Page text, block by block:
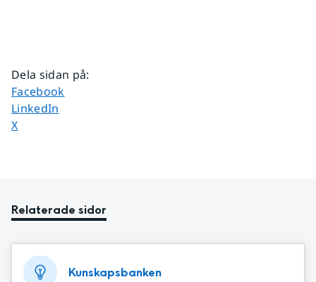
Dela sidan på:
Dela sidan på
Facebook
Dela sidan på
LinkedIn
Dela sidan på
X
Relaterade sidor
Kunskapsbanken